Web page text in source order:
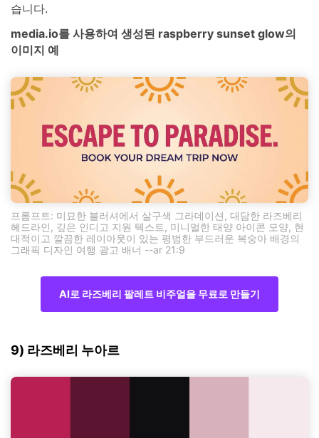
습니다.
media.io를 사용하여 생성된 raspberry sunset glow의
이미지 예
프롬프트: 미묘한 블러셔에서 살구색 그라데이션, 대담한 라즈베리
헤드라인, 깊은 인디고 지원 텍스트, 미니멀한 태양 아이콘 모양, 현
대적이고 깔끔한 레이아웃이 있는 평범한 부드러운 복숭아 배경의
그래픽 디자인 여행 광고 배너 --ar 21:9
AI로 라즈베리 팔레트 비주얼을 무료로 만들기
9) 라즈베리 누아르